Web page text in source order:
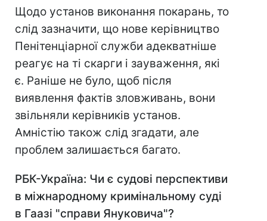
Щодо установ виконання покарань, то
слід зазначити, що нове керівництво
Пенітенціарної служби адекватніше
реагує на ті скарги і зауваження, які
є. Раніше не було, щоб після
виявлення фактів зловживань, вони
звільняли керівників установ.
Амністію також слід згадати, але
проблем залишається багато.
РБК-Україна: Чи є судові перспективи
в міжнародному кримінальному суді
в Гаазі "справи Януковича"?